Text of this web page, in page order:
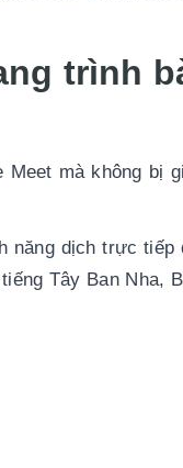
trình
mà không bị
năng dịch trực tiếp
Tây Ban Nha,